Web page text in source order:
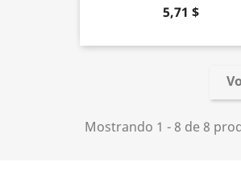
5,71 $
Mostrando 1 - 8 de 8